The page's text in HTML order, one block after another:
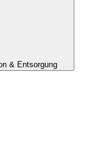
& Entsorgung